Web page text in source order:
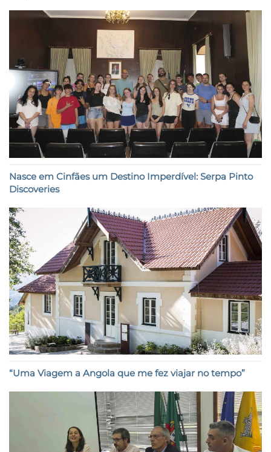
Nasce em Cinfães um Destino Imperdível: Serpa Pinto
Discoveries
“Uma Viagem a Angola que me fez viajar no tempo”